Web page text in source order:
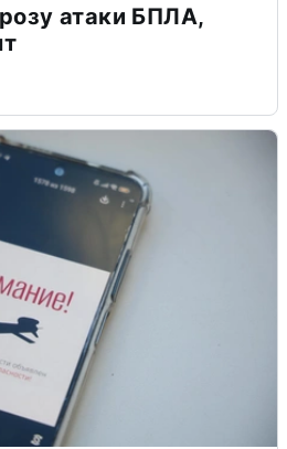
атаки БПЛА,